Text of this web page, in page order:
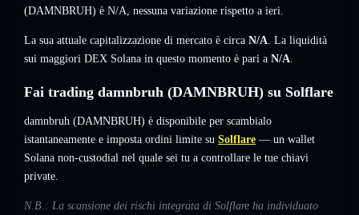
(DAMNBRUH) è N/A, nessuna variazione rispetto a ieri.
La sua attuale capitalizzazione di mercato è circa N/A. La liquidità
sui maggiori DEX Solana in questo momento è pari a N/A.
Fai trading damnbruh (DAMNBRUH) su Solflare
damnbruh (DAMNBRUH) è disponibile per scambialo
istantaneamente e imposta ordini limite su Solflare — un wallet
Solana non-custodial nel quale sei tu a controllare le tue chiavi
private.
N.B.: La scansione dei rischi integrata di Solflare ha individuato